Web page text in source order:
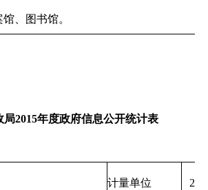
、图书馆。
局2015年度政府信息公开统计表
计量单位